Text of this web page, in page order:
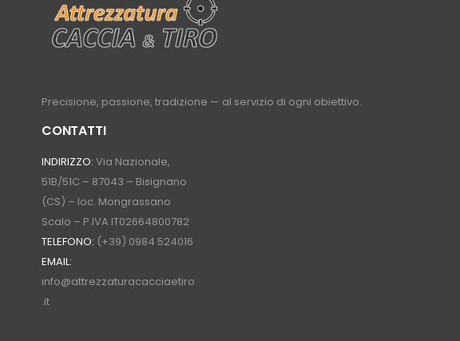
Precisione, passione, tradizione — al servizio di ogni obiettivo.
CONTATTI
INDIRIZZO: Via Nazionale,
51B/51C – 87043 – Bisignano
(CS) – loc. Mongrassano
Scalo – P.IVA IT02664800782
TELEFONO: (+39) 0984 524016
EMAIL:
info@attrezzaturacacciaetiro
.it